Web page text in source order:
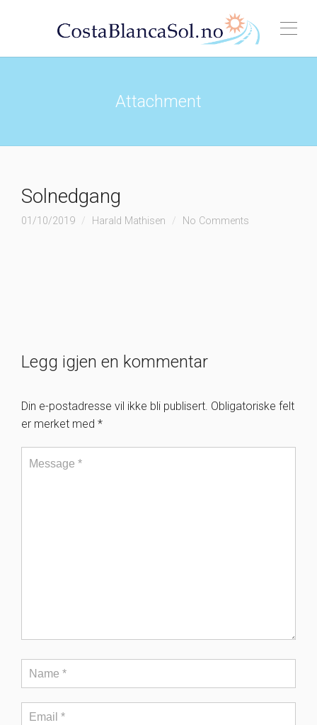
Attachment
Solnedgang
01/10/2019 Harald Mathisen No Comments
Legg igjen en kommentar
Din e-postadresse vil ikke bli publisert. Obligatoriske felt
er merket med *